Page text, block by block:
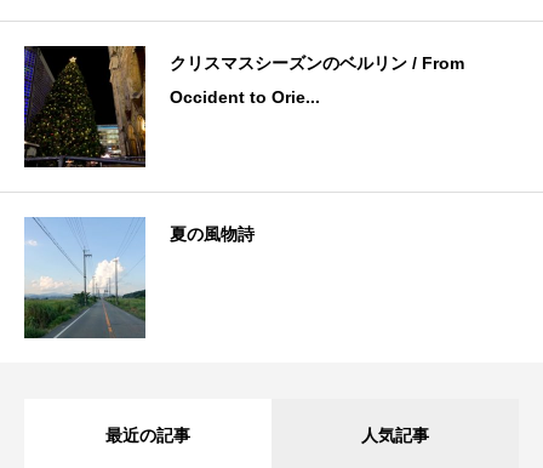
クリスマスシーズンのベルリン / From
Occident to Orie...
夏の風物詩
最近の記事 人気記事